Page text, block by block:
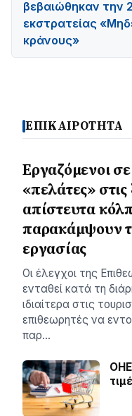
βεβαιώθηκαν την
εκστρατείας
κράνους»
ΕΠΙΚΑΙΡΟΤΗΤΑ
Εργαζόμενοι
«πελάτες»
απίστευτα
παρακάμψουν
εργασίας
Οι έλεγχοι της
ενταθεί κατά τη
ιδιαίτερα στις
επιθεωρητές να
παρ…